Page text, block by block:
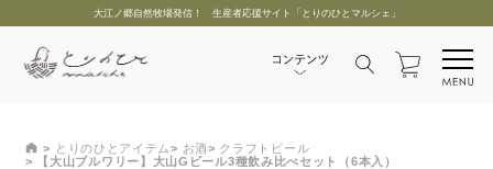
大江ノ郷自然牧場発信！ 生産者応援サイト「とりのひとマルシェ」
とりのひとアイテム お酒
クラフトビール
【大山ブルワリー】大山Gビール3種飲み比べセット（6本入）